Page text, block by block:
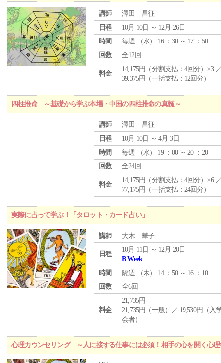
講師
澤田 昌征
日程
10月 10日 ～ 12月 26日
時間
毎週 （水） 16 ：30 ～ 17 ：50
回数
全12回
料金
14,175円（分割支払：4回分）×3
39,375円（一括支払：12回分）
四柱推命 ～基礎から学ぶ本場・中国の四柱推命の真髄～
講師
澤田 昌征
日程
10月 10日 ～ 4月 3日
時間
毎週 （水） 19 ：00 ～ 20 ：20
回数
全24回
料金
14,175円（分割支払：4回分）×6
77,175円（一括支払：24回分）
実際に占って学ぶ！「タロット・カード占い」
講師 大木 華子
日程
10月 11日 ～ 12月 20日
B Week
時間
隔週 （木） 14 ：50 ～ 16 ：10
回数
全6回
料金
21,735円
21,735円（一般）／ 19,530円（入
会者）
心理カウンセリング ～人に接する仕事には必須！相手の心を開く心理